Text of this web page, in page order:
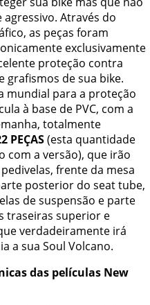
Através do
as peças foram
exclusivamente
proteção contra
grafismos de sua bike.
mundial para a proteção
à base de PVC, com a
totalmente
PEÇAS(esta quantidade
com a versão), que irão
frente da mesa
posterior do seat tube,
de suspensão e parte
traseiras superior e
verdadeiramente irá
a sua Soul Volcano.
das películas New